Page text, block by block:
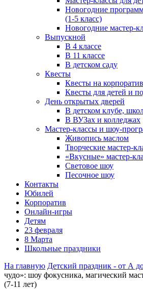
Новогодние
(1-5 класс)
Новогодние мастер-
Выпускной
В 4 классе
В 11 классе
В детском саду
Квесты
Квесты на корпоратив
Квесты для детей и
День открытых дверей
В детском клубе,
В ВУЗах и колледжах
Мастер-классы и шоу-
Живопись маслом
Творческие мастер-
«Вкусные» мастер-
Световое шоу
Песочное шоу
Контакты
Юбилей
Корпоратив
Онлайн-игры
Детям
23 февраля
8 Марта
Школьные праздники
На главную Детский праздник - от А
чудо»: шоу фокусника, магический
(7-11 лет)